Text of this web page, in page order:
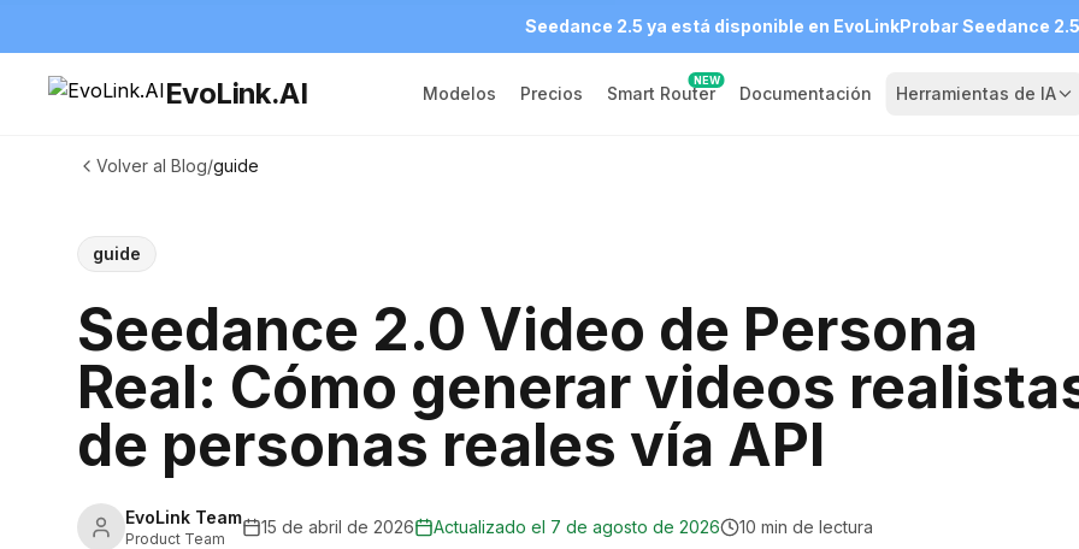
Seedance 2.5 ya está disponible en EvoLinkProbar Seedance 2.5
EvoLink.AI Modelos Precios Smart Router
NEW
Documentación Herramientas de IA
Volver al Blog/guide
guide
Seedance 2.0 Video de Persona
Real: Cómo generar videos
de personas reales vía API
EvoLink Team
Product Team
15 de abril de 2026 Actualizado el 7 de agosto de 2026 10 min de lectura